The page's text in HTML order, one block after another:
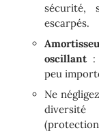
sécurité,
escarpés.
oscillant:
peu
Ne